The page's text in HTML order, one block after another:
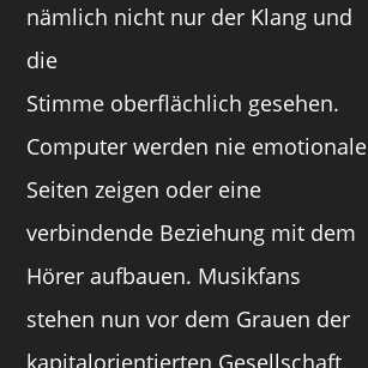
nämlich nicht nur der Klang und
die
Stimme oberflächlich gesehen.
Computer werden nie emotionale
Seiten zeigen oder eine
verbindende Beziehung mit dem
Hörer aufbauen. Musikfans
stehen nun vor dem Grauen der
kapitalorientierten Gesellschaft,